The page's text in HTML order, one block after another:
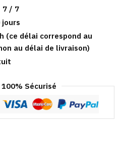
7 / 7
jours
(ce délai correspond au
au délai de livraison)
Sécurisé